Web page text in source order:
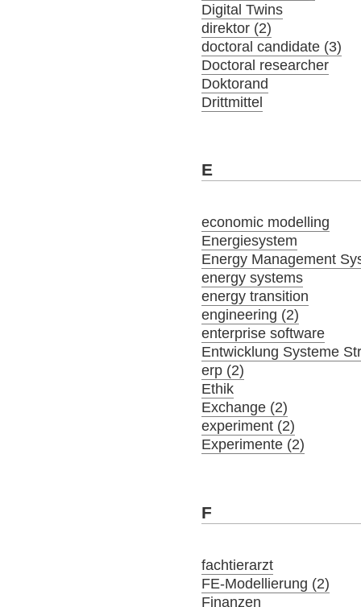
Digital Twins
direktor (2)
doctoral candidate (3)
Doctoral researcher
Doktorand
Drittmittel
E
economic modelling
Energiesystem
Energy Management
energy systems
energy transition
engineering (2)
enterprise software
Entwicklung Systeme
erp (2)
Ethik
Exchange (2)
experiment (2)
Experimente (2)
F
fachtierarzt
FE-Modellierung (2)
Finanzen